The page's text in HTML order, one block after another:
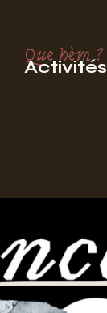
Que hèm ?
Activités